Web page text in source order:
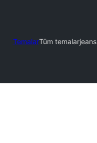
TemalarTüm temalarjeans